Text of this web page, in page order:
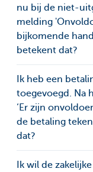
nu bij de niet-
melding
bijkomende
betekent dat?
Ik heb een
toegevoegd. Na
‘Er zijn
de betaling
dat?
Ik wil de